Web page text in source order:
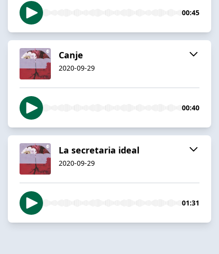
00:45
Canje
2020-09-29
00:40
La secretaria ideal
2020-09-29
01:31